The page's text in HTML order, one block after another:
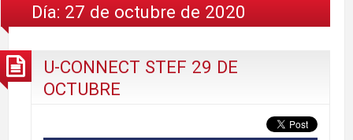
Día: 27 de octubre de 2020
U-CONNECT STEF 29 DE
OCTUBRE